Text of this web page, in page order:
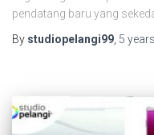
pendatang baru yang
By studiopelangi99 5 years